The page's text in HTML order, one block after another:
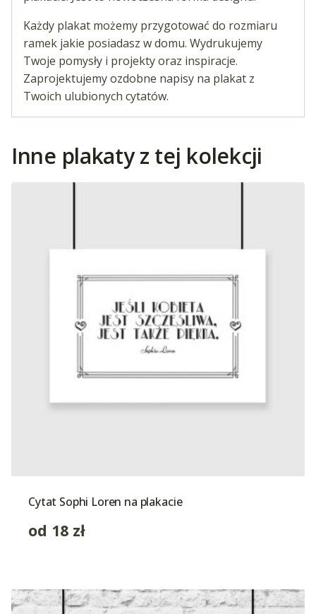
Każdy plakat możemy przygotować do rozmiaru
ramek jakie posiadasz w domu. Wydrukujemy
Twoje pomysły i projekty oraz inspiracje.
Zaprojektujemy ozdobne napisy na plakat z
Twoich ulubionych cytatów.
Inne plakaty z tej kolekcji
Cytat Sophi Loren na plakacie
od 18 zł